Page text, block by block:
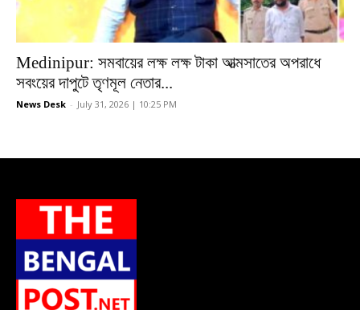
Medinipur: সমবায়ের লক্ষ লক্ষ টাকা আত্মসাতের অপরাধে
সবংয়ের দাপুটে তৃণমূল নেতার...
News Desk - July 31, 2026 | 10:25 PM